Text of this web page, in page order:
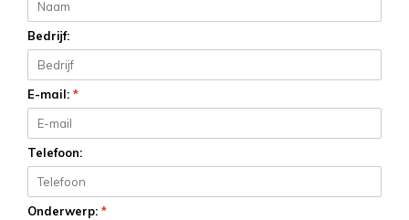
Bedrijf:
E-mail: *
Telefoon:
Onderwerp: *